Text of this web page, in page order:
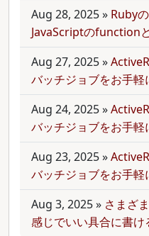
Aug 28, 2025» Ruby
JavaScriptのfunction
Aug 27, 2025»
バッチジョブをお手
Aug 24, 2025»
バッチジョブをお手
Aug 23, 2025»
バッチジョブをお手
Aug 3, 2025» さまざ
感じでいい具合に書